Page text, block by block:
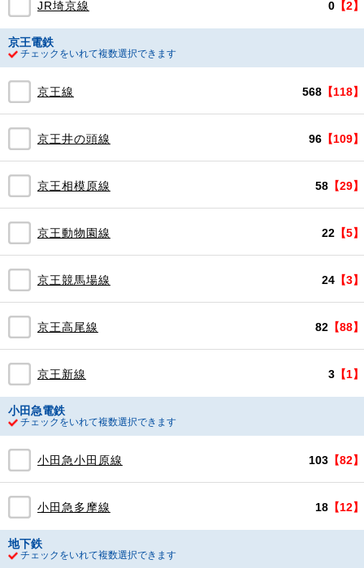
JR埼京線 【2】
0
京王電鉄
チェックをいれて複数選択できます
京王線 【118】
568
京王井の頭線 【109】
96
京王相模原線 【29】
58
京王動物園線 【5】
22
京王競馬場線 【3】
24
京王高尾線 【88】
82
京王新線 【1】
3
小田急電鉄
チェックをいれて複数選択できます
小田急小田原線 【82】
103
小田急多摩線 【12】
18
地下鉄
チェックをいれて複数選択できます